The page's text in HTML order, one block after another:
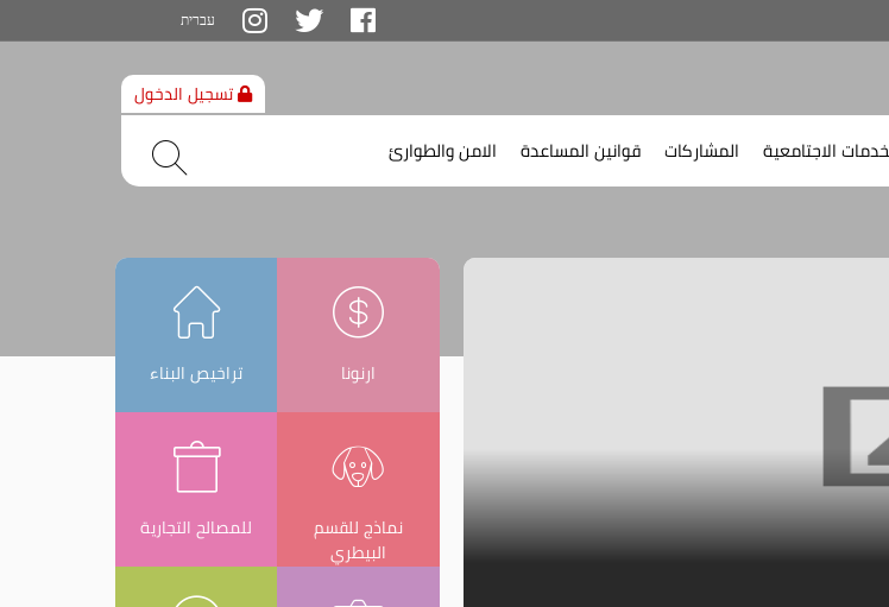
إلى
עברית
تسجيل الدخول
الاجتامعية المشاركاتاضغط
القائمة
قوانين المساعدةاضغط
القائمة
الامن والطوارئاضغط
القائمة
ارنونا تراخيص البناء
نماذج للقسم
البيطري
للمصالح التجارية